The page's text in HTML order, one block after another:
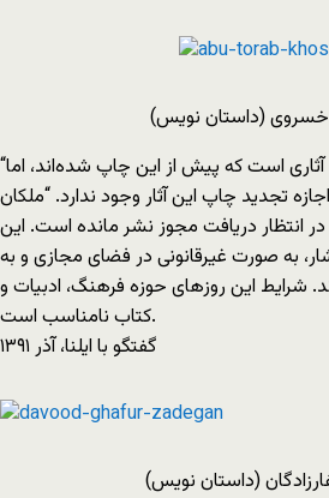
“اسفار کاتبان” و “رود راوی” آثاری است که پیش از این چاپ شده‌اند، اما
که اجازه‌ تجدید چاپ این آثار وجود ندارد. “ملکان
نزدیک به ۴ سال در انتظار دریافت مجوز نشر مانده است. این
به صورت غیرقانونی در فضای مجازی و به
این روزهای حوزه‌ فرهنگ، ادبیات و
کتاب نامناسب است.
گفتگو با ایلنا، آذر ۱۳۹۱